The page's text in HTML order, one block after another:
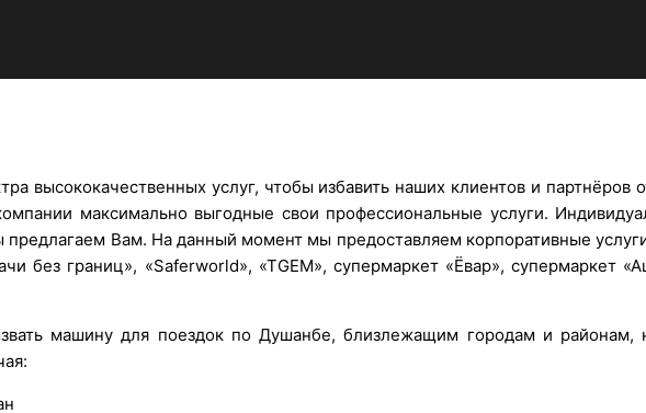
высококачественных услуг, чтобы избавить наших клиентов и партнёров
максимально выгодные свои профессиональные услуги.
предлагаем Вам. На данный момент мы предоставляем корпоративные
без границ», «Saferworld», «TGEM», супермаркет «Ёвар», супермаркет
машину для поездок по Душанбе, близлежащим городам и районам,